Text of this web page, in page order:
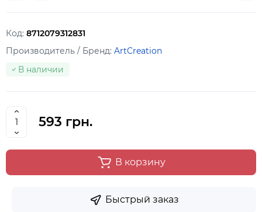
Код: 8712079312831
Производитель / Бренд: ArtCreation
В наличии
593 грн.
В корзину
Быстрый заказ